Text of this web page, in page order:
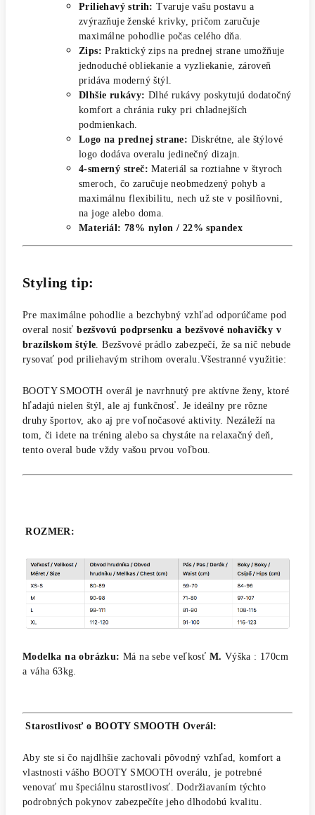
Priliehavý strih: Tvaruje vašu postavu a
zvýrazňuje ženské krivky, pričom zaručuje
maximálne pohodlie počas celého dňa.
Zips: Praktický zips na prednej strane umožňuje
jednoduché obliekanie a vyzliekanie, zároveň
pridáva moderný štýl.
Dlhšie rukávy: Dlhé rukávy poskytujú dodatočný
komfort a chránia ruky pri chladnejších
podmienkach.
Logo na prednej strane: Diskrétne, ale štýlové
logo dodáva overalu jedinečný dizajn.
4-smerný streč: Materiál sa roztiahne v štyroch
smeroch, čo zaručuje neobmedzený pohyb a
maximálnu flexibilitu, nech už ste v posilňovni,
na joge alebo doma.
Materiál: 78% nylon / 22% spandex
Styling tip:
Pre maximálne pohodlie a bezchybný vzhľad odporúčame pod
overal nosiťbezšvovú podprsenku a bezšvové nohavičky v
brazílskom štýle . Bezšvové prádlo zabezpečí, že sa nič nebude
rysovať pod priliehavým strihom overalu.Všestranné využitie:
BOOTY SMOOTH overál je navrhnutý pre aktívne ženy, ktoré
hľadajú nielen štýl, ale aj funkčnosť. Je ideálny pre rôzne
druhy športov, ako aj pre voľnočasové aktivity. Nezáleží na
tom, či idete na tréning alebo sa chystáte na relaxačný deň,
tento overal bude vždy vašou prvou voľbou.
ROZMER :
Modelka na obrázku: Má na sebe veľkosť M. Výška : 170cm
a váha 63kg.
Starostlivosť o BOOTY SMOOTH Overál:
Aby ste si čo najdlhšie zachovali pôvodný vzhľad, komfort a
vlastnosti vášho BOOTY SMOOTH overálu, je potrebné
venovať mu špeciálnu starostlivosť. Dodržiavaním týchto
podrobných pokynov zabezpečíte jeho dlhodobú kvalitu.